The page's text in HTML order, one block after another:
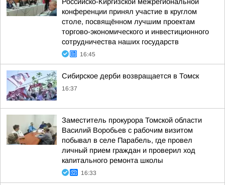
конференции принял участие в круглом
столе, посвящённом лучшим проектам
торгово-экономического и инвестиционного
сотрудничества наших государств
16:45
Сибирское дерби возвращается в Томск
16:37
Заместитель прокурора Томской области
Василий Воробьев с рабочим визитом
побывал в селе Парабель, где провел
личный прием граждан и проверил ход
капитального ремонта школы
16:33